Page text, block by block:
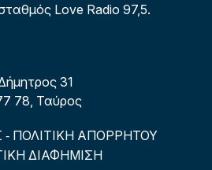
Love Radio 97,5.
31
78, Ταύρος
- ΠΟΛΙΤΙΚΗ ΑΠΟΡΡΗΤΟΥ
ΔΙΑΦΗΜΙΣΗ